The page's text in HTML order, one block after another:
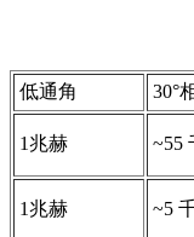
低通角 30°
1兆赫 ~55
1兆赫 ~5